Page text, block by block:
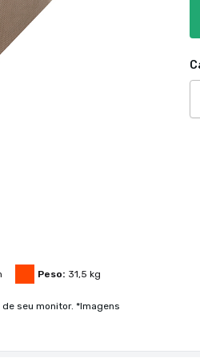
Peso: 31,5 kg
seu monitor. *Imagens